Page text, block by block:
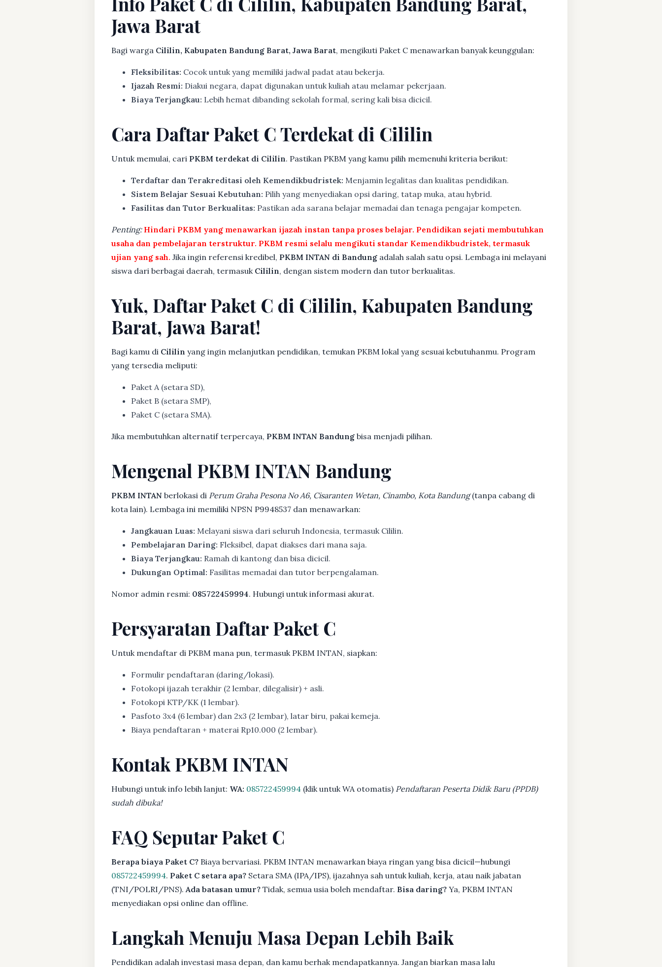
Jawa Barat
Bagi warga Cililin, Kabupaten Bandung Barat, Jawa Barat, mengikuti Paket C menawarkan banyak keunggulan:
Fleksibilitas: Cocok untuk yang memiliki jadwal padat atau bekerja.
Ijazah Resmi: Diakui negara, dapat digunakan untuk kuliah atau melamar pekerjaan.
Biaya Terjangkau: Lebih hemat dibanding sekolah formal, sering kali bisa dicicil.
Cara Daftar Paket C Terdekat di Cililin
Untuk memulai, cari PKBM terdekat di Cililin. Pastikan PKBM yang kamu pilih memenuhi kriteria berikut:
Terdaftar dan Terakreditasi oleh Kemendikbudristek: Menjamin legalitas dan kualitas pendidikan.
Sistem Belajar Sesuai Kebutuhan: Pilih yang menyediakan opsi daring, tatap muka, atau hybrid.
Fasilitas dan Tutor Berkualitas: Pastikan ada sarana belajar memadai dan tenaga pengajar kompeten.
Penting: Hindari PKBM yang menawarkan ijazah instan tanpa proses belajar. Pendidikan sejati membutuhkan
usaha dan pembelajaran terstruktur. PKBM resmi selalu mengikuti standar Kemendikbudristek, termasuk
ujian yang sah. Jika ingin referensi kredibel, PKBM INTAN di Bandung adalah salah satu opsi. Lembaga ini melayani
siswa dari berbagai daerah, termasuk Cililin, dengan sistem modern dan tutor berkualitas.
Yuk, Daftar Paket C di Cililin, Kabupaten Bandung
Barat, Jawa Barat!
Bagi kamu di Cililin yang ingin melanjutkan pendidikan, temukan PKBM lokal yang sesuai kebutuhanmu. Program
yang tersedia meliputi:
Paket A (setara SD),
Paket B (setara SMP),
Paket C (setara SMA).
Jika membutuhkan alternatif terpercaya, PKBM INTAN Bandung bisa menjadi pilihan.
Mengenal PKBM INTAN Bandung
PKBM INTAN berlokasi di Perum Graha Pesona No A6, Cisaranten Wetan, Cinambo, Kota Bandung(tanpa cabang di
kota lain). Lembaga ini memiliki NPSN P9948537 dan menawarkan:
Jangkauan Luas: Melayani siswa dari seluruh Indonesia, termasuk Cililin.
Pembelajaran Daring: Fleksibel, dapat diakses dari mana saja.
Biaya Terjangkau: Ramah di kantong dan bisa dicicil.
Dukungan Optimal: Fasilitas memadai dan tutor berpengalaman.
Nomor admin resmi: 085722459994. Hubungi untuk informasi akurat.
Persyaratan Daftar Paket C
Untuk mendaftar di PKBM mana pun, termasuk PKBM INTAN, siapkan:
Formulir pendaftaran (daring/lokasi).
Fotokopi ijazah terakhir (2 lembar, dilegalisir) + asli.
Fotokopi KTP/KK (1 lembar).
Pasfoto 3x4 (6 lembar) dan 2x3 (2 lembar), latar biru, pakai kemeja.
Biaya pendaftaran + materai Rp10.000 (2 lembar).
Kontak PKBM INTAN
Hubungi untuk info lebih lanjut: WA: 085722459994 (klik untuk WA otomatis) Pendaftaran Peserta Didik Baru (PPDB)
sudah dibuka!
FAQ Seputar Paket C
Berapa biaya Paket C? Biaya bervariasi. PKBM INTAN menawarkan biaya ringan yang bisa dicicil—hubungi
085722459994. Paket C setara apa? Setara SMA (IPA/IPS), ijazahnya sah untuk kuliah, kerja, atau naik jabatan
(TNI/POLRI/PNS). Ada batasan umur? Tidak, semua usia boleh mendaftar. Bisa daring? Ya, PKBM INTAN
menyediakan opsi online dan offline.
Langkah Menuju Masa Depan Lebih Baik
Pendidikan adalah investasi masa depan, dan kamu berhak mendapatkannya. Jangan biarkan masa lalu